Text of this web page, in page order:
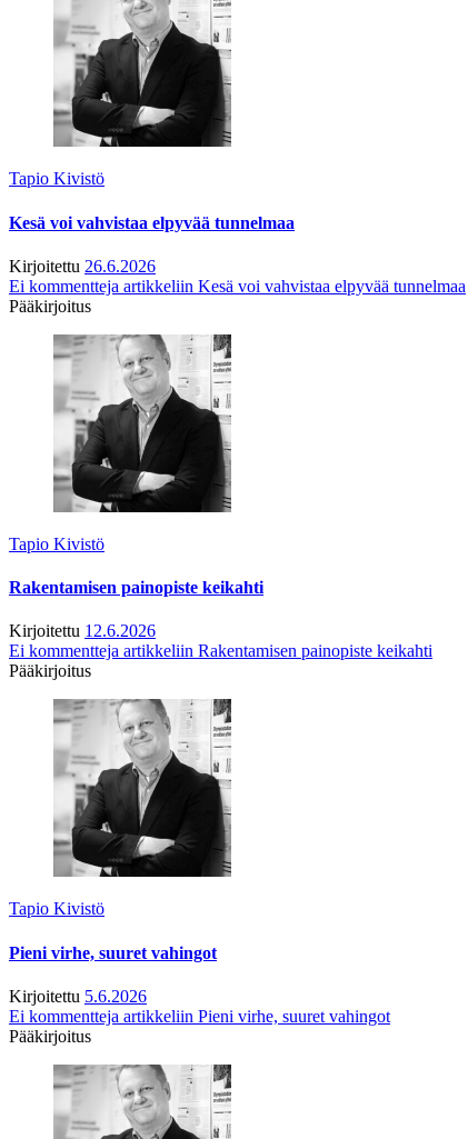
Tapio Kivistö
Kesä voi vahvistaa elpyvää tunnelmaa
Kirjoitettu 26.6.2026
Ei kommentteja artikkeliin Kesä voi vahvistaa elpyvää tunnelmaa
Pääkirjoitus
Tapio Kivistö
Rakentamisen painopiste keikahti
Kirjoitettu 12.6.2026
Ei kommentteja artikkeliin Rakentamisen painopiste keikahti
Pääkirjoitus
Tapio Kivistö
Pieni virhe, suuret vahingot
Kirjoitettu 5.6.2026
Ei kommentteja artikkeliin Pieni virhe, suuret vahingot
Pääkirjoitus